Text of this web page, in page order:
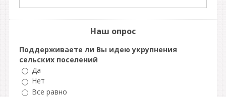
Наш опрос
Поддерживаете ли Вы идею укрупнения
сельских поселений
Да
Нет
Все равно